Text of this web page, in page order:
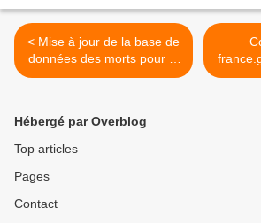
< Mise à jour de la base de
données des morts pour la
France en 1870-1871
Hébergé par Overblog
Top articles
Pages
Contact